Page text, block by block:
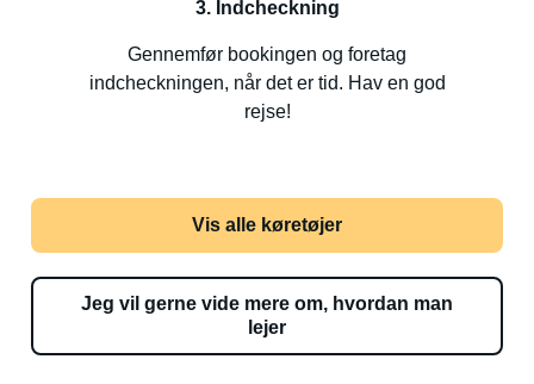
3. Indcheckning
Gennemfør bookingen og foretag
indcheckningen, når det er tid. Hav en god
rejse!
Vis alle køretøjer
Jeg vil gerne vide mere om, hvordan man
lejer